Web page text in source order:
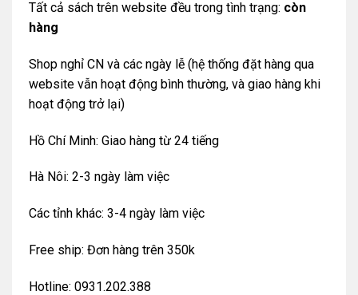
Tất cả sách trên website đều trong tình trạng: còn
hàng
Shop nghỉ CN và các ngày lễ (hệ thống đặt hàng qua
website vẫn hoạt động bình thường, và giao hàng khi
hoạt động trở lại)
Hồ Chí Minh: Giao hàng từ 24 tiếng
Hà Nôi: 2-3 ngày làm việc
Các tỉnh khác: 3-4 ngày làm việc
Free ship: Đơn hàng trên 350k
Hotline: 0931.202.388